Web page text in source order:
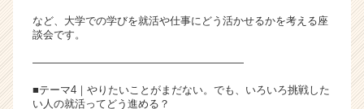
など、大学での学びを就活や仕事にどう活かせるかを考える座
談会です。
――――――――――――――――――――
■テーマ4｜やりたいことがまだない。でも、いろいろ挑戦した
い人の就活ってどう進める？